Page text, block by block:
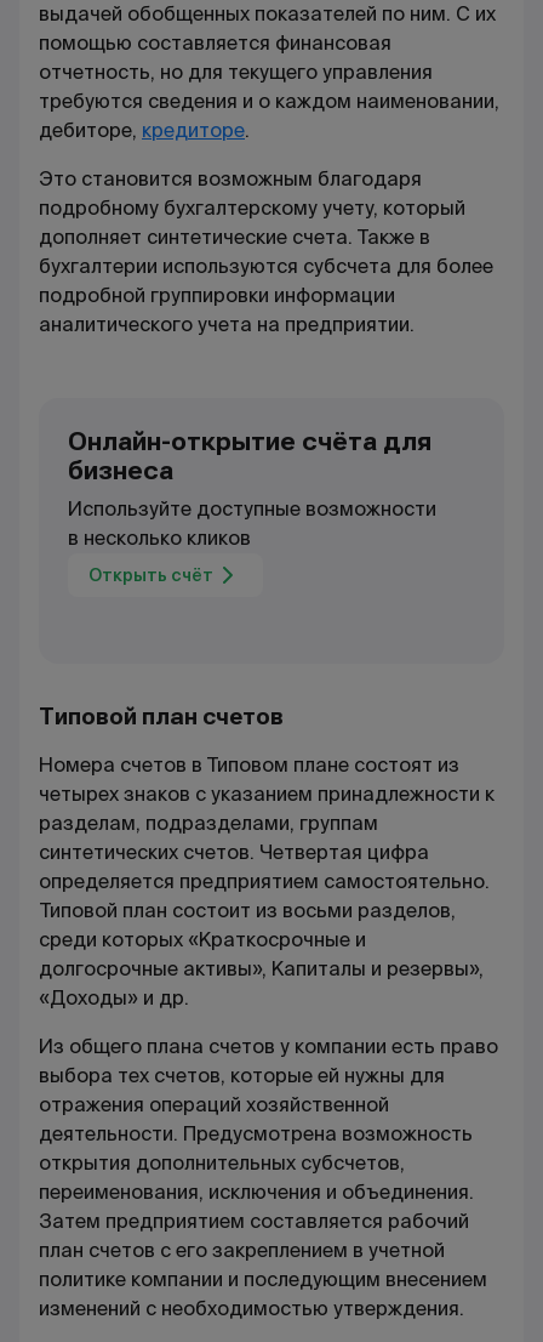
выдачей обобщенных показателей по ним. С их
помощью составляется финансовая
отчетность, но для текущего управления
требуются сведения и о каждом наименовании,
дебиторе, кредиторе.
Это становится возможным благодаря
подробному бухгалтерскому учету, который
дополняет синтетические счета. Также в
бухгалтерии используются субсчета для более
подробной группировки информации
аналитического учета на предприятии.
Онлайн-открытие счёта для
бизнеса
Используйте доступные возможности
в несколько кликов
Открыть счёт
Типовой план счетов
Номера счетов в Типовом плане состоят из
четырех знаков с указанием принадлежности к
разделам, подразделами, группам
синтетических счетов. Четвертая цифра
определяется предприятием самостоятельно.
Типовой план состоит из восьми разделов,
среди которых «Краткосрочные и
долгосрочные активы», Капиталы и резервы»,
«Доходы» и др.
Из общего плана счетов у компании есть право
выбора тех счетов, которые ей нужны для
отражения операций хозяйственной
деятельности. Предусмотрена возможность
открытия дополнительных субсчетов,
переименования, исключения и объединения.
Затем предприятием составляется рабочий
план счетов с его закреплением в учетной
политике компании и последующим внесением
изменений с необходимостью утверждения.